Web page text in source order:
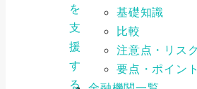
を
支
援
す
る
基礎知識
比較
注意点・リスク
要点・ポイント